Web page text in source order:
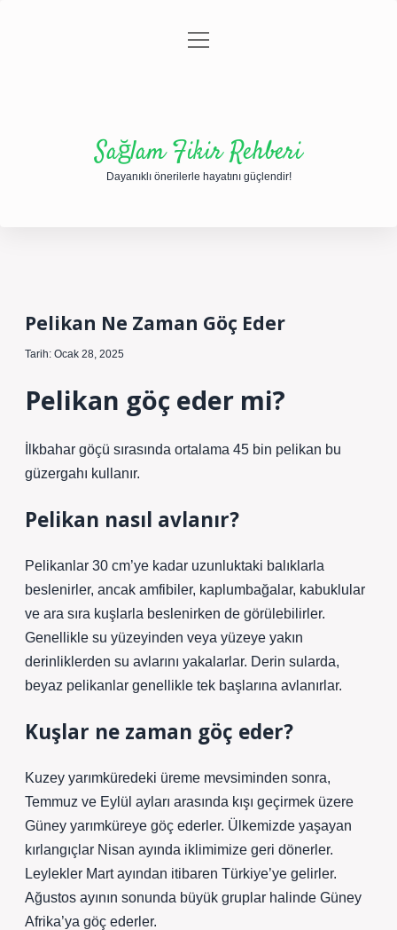
Gizlilik Politikası
menüyü
Sağlam Fikir Rehberi
Dayanıklı önerilerle hayatını güçlendir!
Pelikan Ne Zaman Göç Eder
Tarih: Ocak 28, 2025
Pelikan göç eder mi?
İlkbahar göçü sırasında ortalama 45 bin pelikan bu
güzergahı kullanır.
Pelikan nasıl avlanır?
Pelikanlar 30 cm’ye kadar uzunluktaki balıklarla
beslenirler, ancak amfibiler, kaplumbağalar, kabuklular
ve ara sıra kuşlarla beslenirken de görülebilirler.
Genellikle su yüzeyinden veya yüzeye yakın
derinliklerden su avlarını yakalarlar. Derin sularda,
beyaz pelikanlar genellikle tek başlarına avlanırlar.
Kuşlar ne zaman göç eder?
Kuzey yarımküredeki üreme mevsiminden sonra,
Temmuz ve Eylül ayları arasında kışı geçirmek üzere
Güney yarımküreye göç ederler. Ülkemizde yaşayan
kırlangıçlar Nisan ayında iklimimize geri dönerler.
Leylekler Mart ayından itibaren Türkiye’ye gelirler.
Ağustos ayının sonunda büyük gruplar halinde Güney
Afrika’ya göç ederler.